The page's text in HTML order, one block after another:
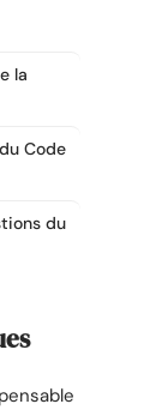
la
Code
du